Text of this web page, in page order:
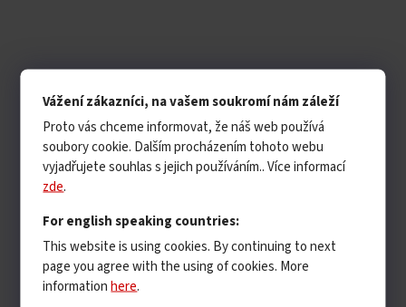
Vážení zákazníci, na vašem soukromí nám záleží
Proto vás chceme informovat, že náš web používá
soubory cookie. Dalším procházením tohoto webu
vyjadřujete souhlas s jejich používáním.. Více informací
zde.
For english speaking countries:
This website is using cookies. By continuing to next
page you agree with the using of cookies. More
informationhere.